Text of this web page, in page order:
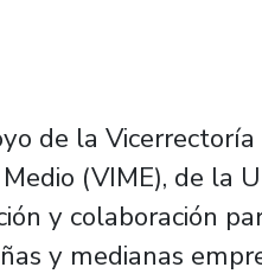
de la
(VIME), de la
y colaboración
y medianas